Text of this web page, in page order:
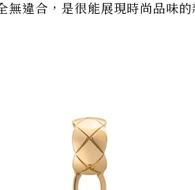
無違合，是很能展現時尚品味